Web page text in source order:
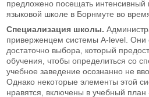
предложено посещать интенсивный
языковой школе в Борнмуте во
Специализация школы.
приверженцем системы A-level. Они
достаточно выбора, который
обучения, чтобы определиться со
учебное заведение осознанно не
Однако некоторые элементы этой
нравятся, включены в учебный план